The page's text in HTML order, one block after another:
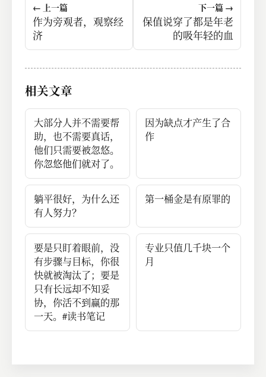
← 上一篇
作为旁观者，观察经
济
下一篇 →
保值说穿了都是年老
的吸年轻的血
相关文章
大部分人并不需要帮
助，也不需要真话，
他们只需要被忽悠。
你忽悠他们就对了。
因为缺点才产生了合
作
躺平很好，为什么还
有人努力？
第一桶金是有原罪的
要是只盯着眼前，没
有步骤与目标，你很
快就被淘汰了；要是
只有长远却不知妥
协，你活不到赢的那
一天。#读书笔记
专业只值几千块一个
月